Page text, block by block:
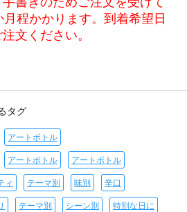
程かかります。到着希望日
文ください。
タグ
アートボトル
アートボトル アートボトル
ィ テーマ別 味別 辛口
テーマ別 シーン別 特別な日に